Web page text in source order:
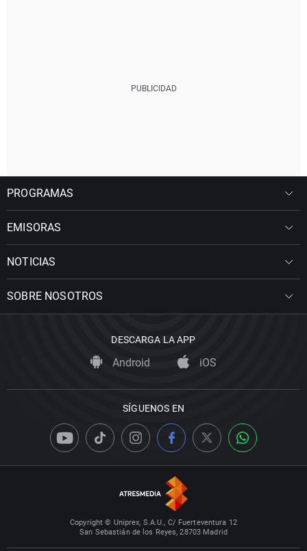
PROGRAMAS
EMISORAS
NOTICIAS
SOBRE NOSOTROS
DESCARGA LA APP
Android iOS
SÍGUENOS EN
Copyright © Uniprex, S.A.U., C/ Fuerteventura 12
San Sebastián de los Reyes, 28703 Madrid